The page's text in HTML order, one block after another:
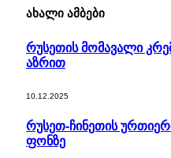
ახალი ამბები
რუსეთის მომავალი
აზრით
10.12.2025
რუსეთ-ჩინეთის
ფონზე